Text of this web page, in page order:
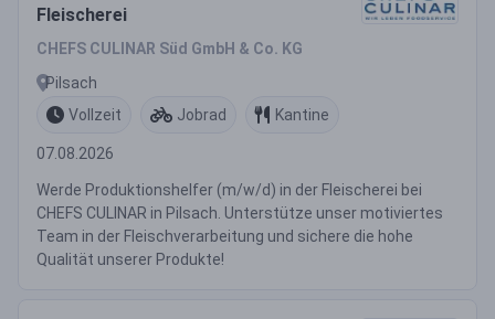
Fleischerei
CHEFS CULINAR Süd GmbH & Co. KG
Pilsach
Vollzeit
Jobrad Kantine
07.08.2026
Werde Produktionshelfer (m/w/d) in der Fleischerei bei
CHEFS CULINAR in Pilsach. Unterstütze unser motiviertes
Team in der Fleischverarbeitung und sichere die hohe
Qualität unserer Produkte!